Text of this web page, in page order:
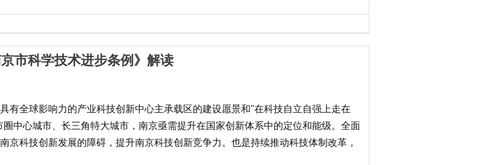
京市科学技术进步条例》解读
有全球影响力的产业科技创新中心主承载区的建设愿景和"在科技自立自强上走在
中心城市、长三角特大城市，南京亟需提升在国家创新体系中的定位和能级。全面
京科技创新发展的障碍，提升南京科技创新竞争力。也是持续推动科技体制改革，